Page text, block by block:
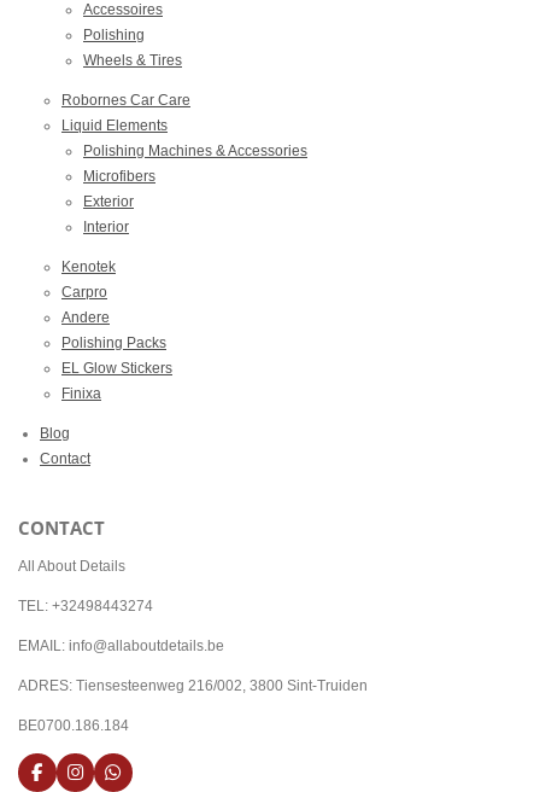
Accessoires
Polishing
Wheels & Tires
Robornes Car Care
Liquid Elements
Polishing Machines & Accessories
Microfibers
Exterior
Interior
Kenotek
Carpro
Andere
Polishing Packs
EL Glow Stickers
Finixa
Blog
Contact
CONTACT
All About Details
TEL: +32498443274
EMAIL: info@allaboutdetails.be
ADRES: Tiensesteenweg 216/002, 3800 Sint-Truiden
BE0700.186.184
F
I
W